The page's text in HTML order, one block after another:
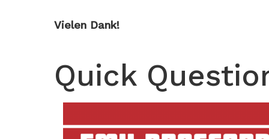
Vielen Dank!
Quick